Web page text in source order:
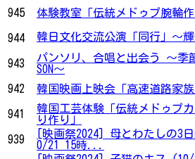
945
体験教室「伝統メドゥプ腕輪作
944
韓日文化交流公演「同行」～
943
パンソリ、合唱と出会う ～季
SON～
942
韓国映画上映会「高速道路家族
941
韓国工芸体験「伝統メドゥプ
り作り」
939
[映画祭2024] 母とわたしの3
0/21 15時...